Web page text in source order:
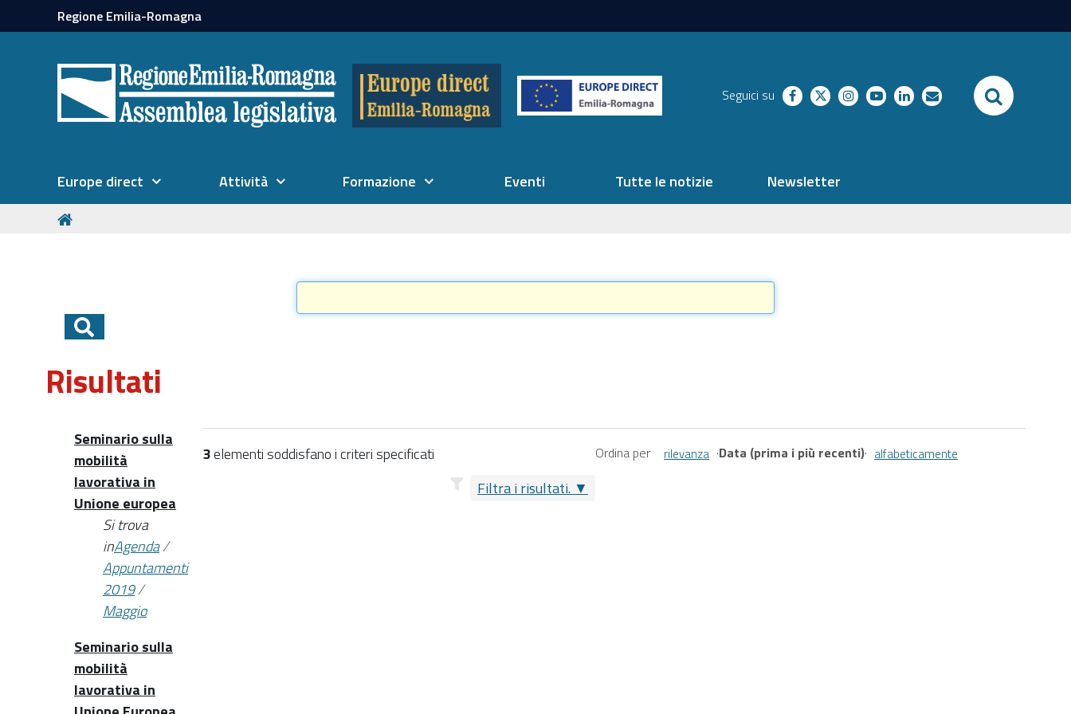
Regione Emilia-Romagna
Seguici su facebooktwitterinstagram
youtubelinkedinrichieste SEARCH
Europe direct Attività Formazione Eventi Tutte le notizie Newsletter
Risultati
3elementi soddisfano i criteri specificati
Filtra i risultati.
Ordina per rilevanza ·Data (prima i più recenti)· alfabeticamente
Seminario sulla
mobilità
lavorativa in
Unione europea
Si trova
inAgenda/
Appuntamenti
2019/
Maggio
Seminario sulla
mobilità
lavorativa in